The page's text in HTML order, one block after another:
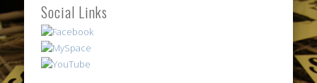
Social Links